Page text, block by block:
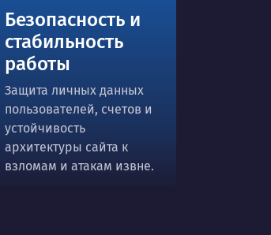
Безопасность и
стабильность
работы
Защита личных данных
пользователей, счетов и
устойчивость
архитектуры сайта к
взломам и атакам извне.